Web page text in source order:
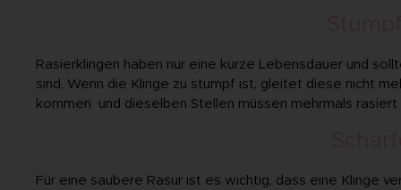
Rasierklingen haben nur eine kurze Lebensdauer und
sind. Wenn die Klinge zu stumpf ist, gleitet diese nicht
kommen und dieselben Stellen müssen mehrmals
Für eine saubere Rasur ist es wichtig, dass eine Klinge